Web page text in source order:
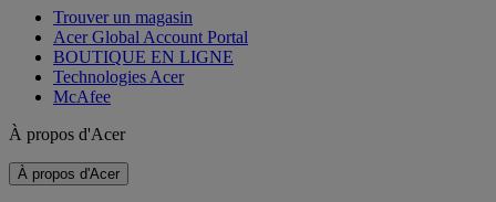
Trouver un magasin
Acer Global Account Portal
BOUTIQUE EN LIGNE
Technologies Acer
McAfee
À propos d'Acer
À propos d'Acer